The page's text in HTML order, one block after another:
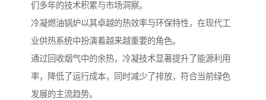
们多年的技术积累与市场洞察。
冷凝燃油锅炉以其卓越的热效率与环保特性，在现代工
业供热系统中扮演着越来越重要的角色。
通过回收烟气中的余热，冷凝技术显著提升了能源利用
率，降低了运行成本，同时减少了排放，符合当前绿色
发展的主流趋势。